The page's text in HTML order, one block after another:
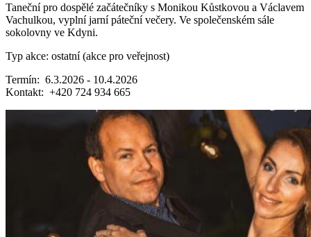
Taneční pro dospělé začátečníky s Monikou Kůstkovou a Václavem
Vachulkou, vyplní jarní páteční večery. Ve společenském sále
sokolovny ve Kdyni.
Typ akce: ostatní (akce pro veřejnost)
Termín: 6.3.2026 - 10.4.2026
Kontakt: +420 724 934 665